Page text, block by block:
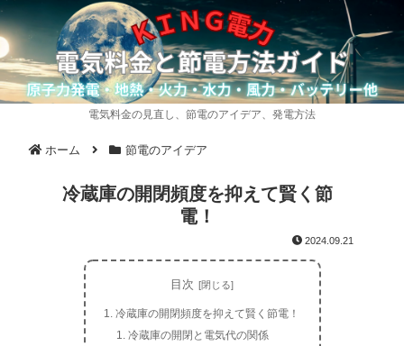
電気料金の見直し、節電のアイデア、発電方法
ホーム 節電のアイデア
冷蔵庫の開閉頻度を抑えて賢く節
電！
2024.09.21
目次
冷蔵庫の開閉頻度を抑えて賢く節電！
冷蔵庫の開閉と電気代の関係